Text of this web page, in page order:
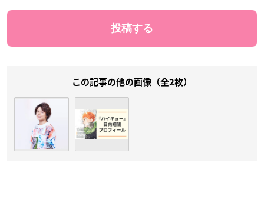
この記事の他の画像（全2枚）